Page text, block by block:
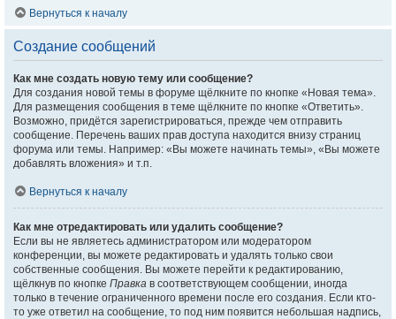
Вернуться к началу
Создание сообщений
Как мне создать новую тему или сообщение?
Для создания новой темы в форуме щёлкните по кнопке «Новая тема».
Для размещения сообщения в теме щёлкните по кнопке «Ответить».
Возможно, придётся зарегистрироваться, прежде чем отправить
сообщение. Перечень ваших прав доступа находится внизу страниц
форума или темы. Например: «Вы можете начинать темы», «Вы можете
добавлять вложения» и т.п.
Вернуться к началу
Как мне отредактировать или удалить сообщение?
Если вы не являетесь администратором или модератором
конференции, вы можете редактировать и удалять только свои
собственные сообщения. Вы можете перейти к редактированию,
щёлкнув по кнопке Правка в соответствующем сообщении, иногда
только в течение ограниченного времени после его создания. Если кто-
то уже ответил на сообщение, то под ним появится небольшая надпись,